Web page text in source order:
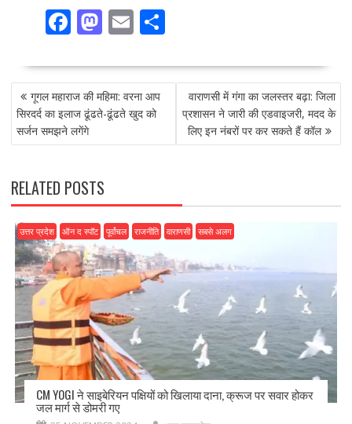
F
e
b
o
o
k
M
to
d
o
n
E
ai
l
S
ar
POST
NAVIGATION
गूगल महाराज की महिमा: वरना आप
सिरदर्द का इलाज ढूंढते-ढूंढते खुद को
सर्जन समझने लगेंगे
वाराणसी में गंगा का जलस्तर बढ़ा: जिला
प्रशासन ने जारी की एडवाइजरी, मदद के
लिए इन नंबरों पर कर सकते हैं कॉल
RELATED POSTS
उत्तर प्रदेश ऑन द स्पॉट पूर्वांचल राजनीति वाराणसी सबसे अलग
CM YOGI ने साइबेरियन पक्षियों को खिलाया दाना, क्रूज पर सवार होकर
जल मार्ग से डोमरी गए